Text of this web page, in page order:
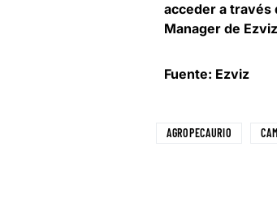
acceder a través
Manager de
Fuente: Ezviz
AGROPECAURIO